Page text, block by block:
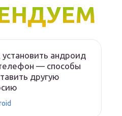
установить андроид
— способы
другую